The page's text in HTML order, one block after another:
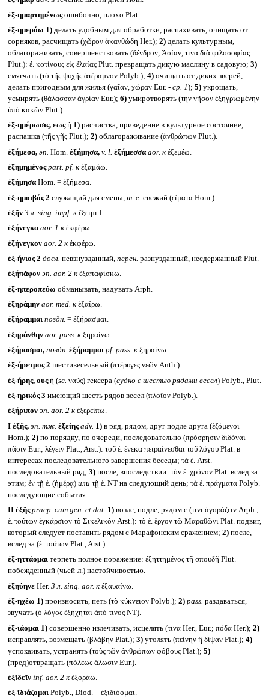
ἐξ-ημαρτημένωςошибочно, плохо Plat.
ἐξ-ημερόω 1)делать удобным для обработки, распахивать, очищать от
сорняков, расчищать (χῶρον ἀκανθώδη Her.); 2)делать культурным,
облагораживать, совершенствовать (δένδρον, Ἀσίαν, τινα διὰ φιλοσοφίας
Plut.): ἐ. κοτίνους εἰς ἐλαίας Plut. превращать дикую маслину в садовую; 3)
смягчать (τὸ τῆς ψυχῆς ἀτέραμνον Polyb.); 4)очищать от диких зверей,
делать пригодным для жилья (γαῖαν, χώραν Eur. - ср. 1); 5)укрощать,
усмирять (θάλασσαν ἀγρίαν Eur.); 6)умиротворять (τὴν νῆσον ἐξηγριωμένην
ὑπὸ κακῶν Plut.).
ἐξ-ημέρωσις, εωςἡ 1)расчистка, приведение в культурное состояние,
распашка (τῆς γῆς Plut.); 2)облагораживание (ἀνθρώπων Plut.).
ἐξήμεσα, эп. Hom. ἐξήμησα, v. l. ἐξήμεσσα aor. кἐξεμέω.
ἐξημημένος part. pf. кἐξαμάω.
ἐξήμησαHom. = ἐξήμεσα.
ἐξ-ημοιβός 2 служащий для смены, т. е. свежий (εἵματα Hom.).
ἐξῆν 3 л. sing. impf. кἔξειμι I.
ἐξήνεγκα aor. 1 кἐκφέρω.
ἐξήνεγκον aor. 2 кἐκφέρω.
ἐξ-ήνιος 2 досл. невзнузданный,перен. разнузданный, несдержанный Plut.
ἐξήπᾰφον эп. aor. 2 кἐξαπαφίσκω.
ἐξ-ηπεροπεύω обманывать, надувать Arph.
ἐξηράμην aor. med. кἐξαίρω.
ἐξήραμμαι поздн. = ἐξήρασμαι.
ἐξηράνθην aor. pass. кξηραίνω.
ἐξήρασμαι, поздн. ἐξήραμμαι pf. pass. кξηραίνω.
ἑξ-ήρετμος 2 шестивесельный (πτέρυγες νεῶν Anth.).
ἑξ-ήρης, ουςἡ (sc. ναῦς) гексера (судно с шестью рядами весел) Polyb., Plut.
ἑξ-ηρικός 3 имеющий шесть рядов весел (πλοῖον Polyb.).
ἐξήριπον эп. aor. 2 кἐξερείπω.
I ἑξῆς, эп. тж. ἑξείης adv. 1)в ряд, рядом, друг подле друга (ἑζόμενοι
Hom.); 2)по порядку, по очереди, последовательно (πρόσρησιν διδόναι
πᾶσιν Eur.; λέγειν Plat., Arst.): τοῦ ἑ. ἕνεκα πειραίνεσθαι τοῦ λόγου Plat. в
интересах последовательного завершения беседы; τὰ ἑ. Arst.
последовательный ряд; 3)после, впоследствии: τὸν ἑ. χρόνον Plat. вслед за
этим; ἐν τῇ ἑ. (ἡμέρᾳ) или τῇ ἑ. NT на следующий день; τὰ ἑ. πράγματα Polyb.
последующие события.
II ἑξῆς praep. cum gen. et dat. 1)возле, подле, рядом с (τινι ἀγοράζειν Arph.;
ἑ. τούτων ἐγκάρσιον τὸ Σικελικόν Arst.): τὸ ἑ. ἔργον τῷ Μαραθῶνι Plat. подвиг,
который следует поставить рядом с Марафонским сражением; 2)после,
вслед за (ἑ. τούτων Plat., Arst.).
ἐξ-ηττάομαι терпеть полное поражение: ἐξηττημένος τῇ σπουδῇ Plut.
побежденный (чьей-л.) настойчивостью.
ἐξηύηνεHer.3 л. sing. aor. кἐξαυαίνω.
ἐξ-ηχέω 1)произносить, петь (τὸ κύκνειον Polyb.); 2) pass. раздаваться,
звучать (ὁ λόγος ἐξήχηται ἀπό τινος NT).
ἐξ-ῑάομαι 1)совершенно излечивать, исцелять (τινα Her., Eur.; πόδα Her.); 2)
исправлять, возмещать (βλάβην Plat.); 3)утолять (πείνην ἢ δίψαν Plat.); 4)
успокаивать, устранять (τοὺς τῶν ἀνθρώπων φόβους Plat.); 5)
(пред)отвращать (πόλεως ἅλωσιν Eur.).
ἐξῐδεῖν inf. aor. 2 кἐξοράω.
ἐξ-ῐδιάζομαιPolyb., Diod. = ἐξιδιόομαι.